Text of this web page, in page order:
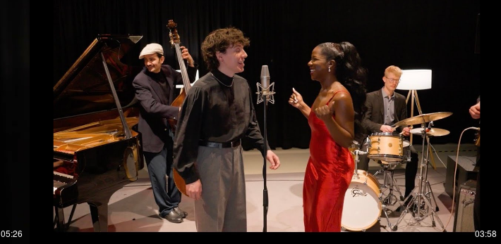
05:26
Video abspielen
03:58